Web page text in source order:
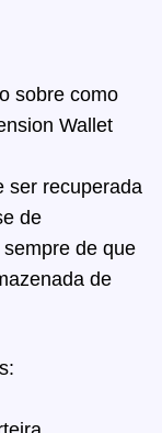
sobre como
Wallet
ser recuperada
de
de que
de